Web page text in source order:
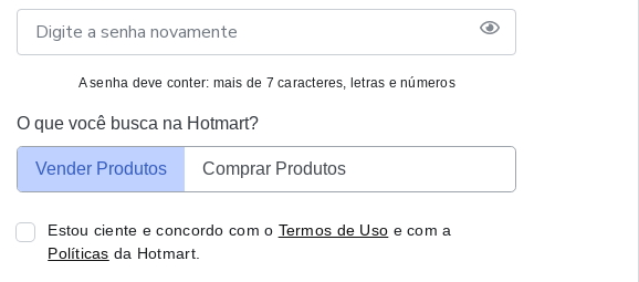
A senha deve conter: mais de 7 caracteres, letras e números
O que você busca na Hotmart?
Vender Produtos Comprar Produtos
Estou ciente e concordo com o Termos de Uso e com a
Políticas da Hotmart.